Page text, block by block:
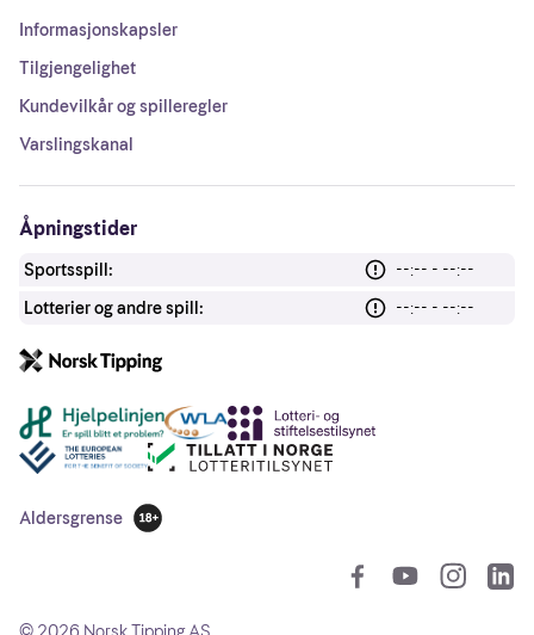
Informasjonskapsler
Tilgjengelighet
Kundevilkår og spilleregler
Varslingskanal
Åpningstider
Sportsspill:
--:-- - --:--
Lotterier og andre spill:
--:-- - --:--
Andre lenker
Aldersgrense
18 år